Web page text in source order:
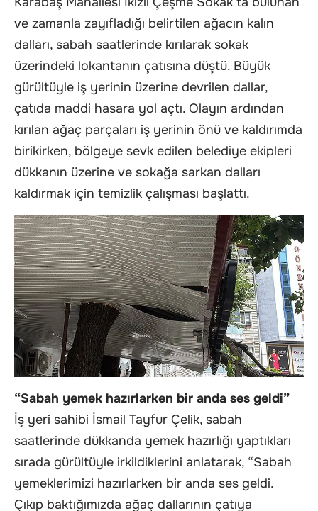
ve zamanla zayıfladığı belirtilen ağacın kalın
dalları, sabah saatlerinde kırılarak sokak
üzerindeki lokantanın çatısına düştü. Büyük
gürültüyle iş yerinin üzerine devrilen dallar,
çatıda maddi hasara yol açtı. Olayın ardından
kırılan ağaç parçaları iş yerinin önü ve kaldırımda
birikirken, bölgeye sevk edilen belediye ekipleri
dükkanın üzerine ve sokağa sarkan dalları
kaldırmak için temizlik çalışması başlattı.
“Sabah yemek hazırlarken bir anda ses geldi”
İş yeri sahibi İsmail Tayfur Çelik, sabah
saatlerinde dükkanda yemek hazırlığı yaptıkları
sırada gürültüyle irkildiklerini anlatarak, “Sabah
yemeklerimizi hazırlarken bir anda ses geldi.
Çıkıp baktığımızda ağaç dallarının çatıya